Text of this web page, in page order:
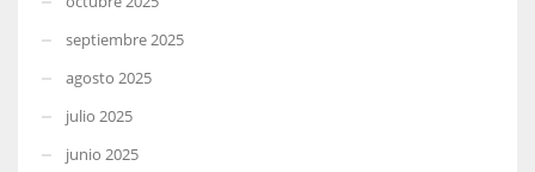
septiembre 2025
agosto 2025
julio 2025
junio 2025